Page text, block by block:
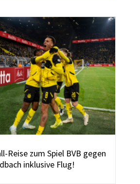
Reise zum Spiel BVB gegen
inklusive Flug!